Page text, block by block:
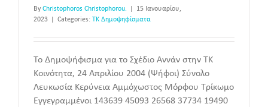
By Christophoros Christophorou.
15 Ιανουαρίου,
2023
Categories: ΤΚ Δημοψηφίσματα
Το Δημοψήφισμα για το Σχέδιο Αννάν στην ΤΚ
Κοινότητα, 24 Απριλίου 2004 (Ψήφοι) Σύνολο
Λευκωσία Κερύνεια Αμμόχωστος Μόρφου Τρίκωμο
Εγγεγραμμένοι 143639 45093 26568 37734 19490